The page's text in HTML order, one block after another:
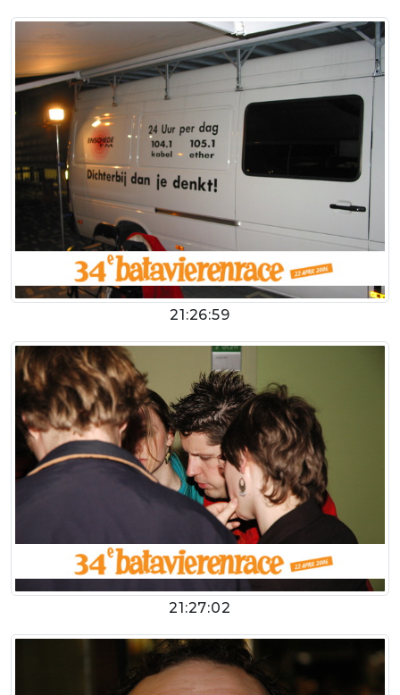
21:26:59
21:27:02